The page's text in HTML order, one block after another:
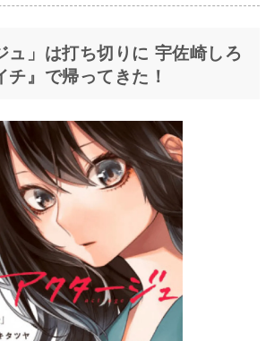
ュ」は打ち切りに 宇佐崎しろ
チ』で帰ってきた！